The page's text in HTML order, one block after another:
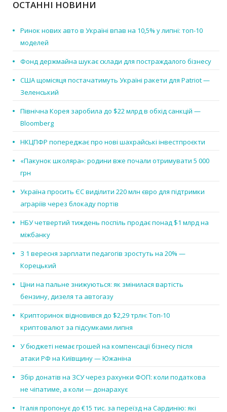
ОСТАННІ НОВИНИ
Ринок нових авто в Україні впав на 10,5% у липні: топ-10
моделей
Фонд держмайна шукає склади для постраждалого бізнесу
США щомісяця постачатимуть Україні ракети для Patriot —
Зеленський
Північна Корея заробила до $22 млрд в обхід санкцій —
Bloomberg
НКЦПФР попереджає про нові шахрайські інвестпроєкти
«Пакунок школяра»: родини вже почали отримувати 5 000
грн
Україна просить ЄС виділити 220 млн євро для підтримки
аграріїв через блокаду портів
НБУ четвертий тиждень поспіль продає понад $1 млрд на
міжбанку
З 1 вересня зарплати педагогів зростуть на 20% —
Корецький
Ціни на пальне знижуються: як змінилася вартість
бензину, дизеля та автогазу
Крипторинок відновився до $2,29 трлн: Топ-10
криптовалют за підсумками липня
У бюджеті немає грошей на компенсації бізнесу після
атаки РФ на Київщину — Южаніна
Збір донатів на ЗСУ через рахунки ФОП: коли податкова
не чіпатиме, а коли — донарахує
Італія пропонує до €15 тис. за переїзд на Сардинію: які